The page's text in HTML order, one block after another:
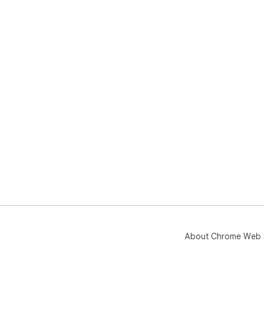
About Chrome Web